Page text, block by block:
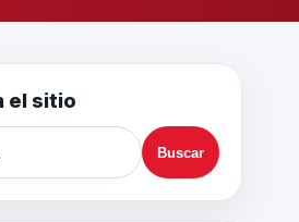
el sitio